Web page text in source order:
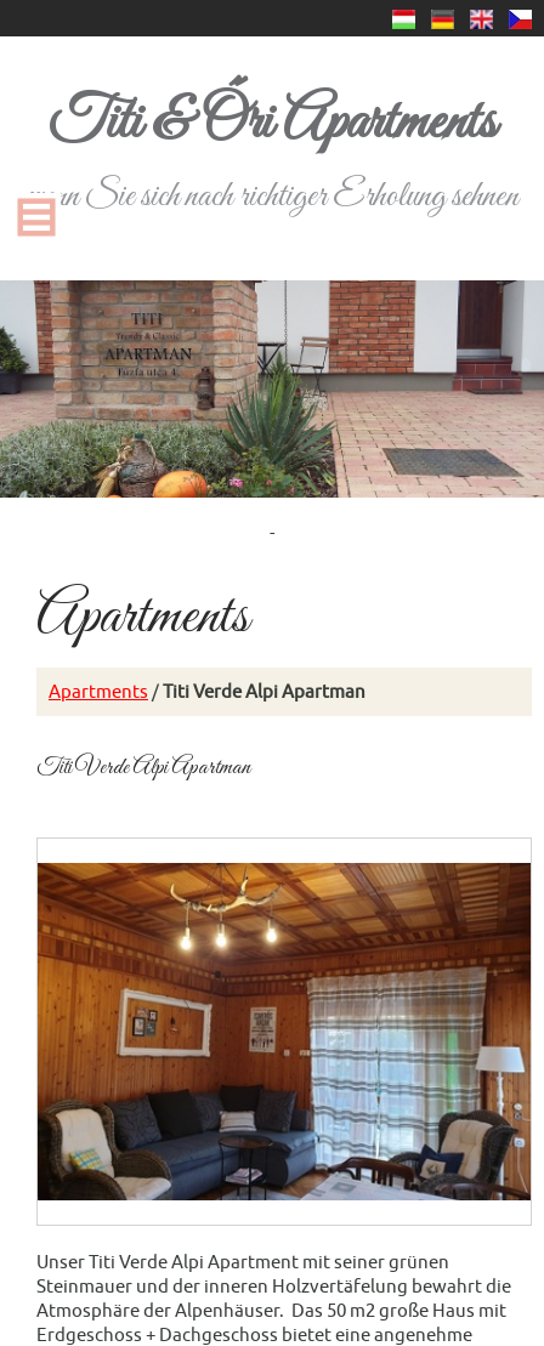
Titi & Őri Apartments
wenn Sie sich nach richtiger Erholung sehnen
-
Apartments
Apartments /Titi Verde Alpi Apartman
Titi Verde Alpi Apartman
Unser Titi Verde Alpi Apartment mit seiner grünen
Steinmauer und der inneren Holzvertäfelung bewahrt die
Atmosphäre der Alpenhäuser. Das 50 m2 große Haus mit
Erdgeschoss + Dachgeschoss bietet eine angenehme